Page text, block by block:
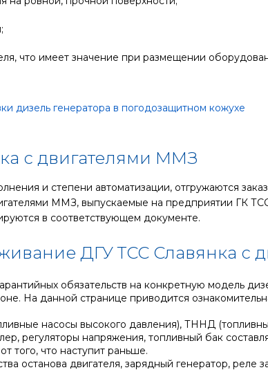
что имеет значение при размещении
с двигателями ММЗ
и степени автоматизации, отгружаются
ММЗ, выпускаемые на предприятии ГК
в соответствующем документе.
ДГУ ТСС Славянка с
обязательств на конкретную модель
На данной странице приводится
насосы высокого давления), ТННД
регуляторы напряжения, топливный бак
того, что наступит раньше.
останова двигателя, зарядный генератор, реле